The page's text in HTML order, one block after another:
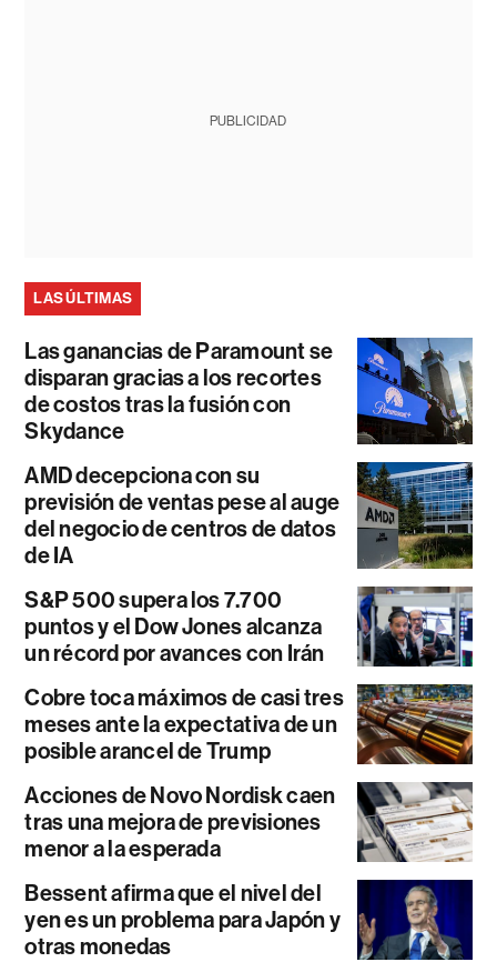
PUBLICIDAD
LAS ÚLTIMAS
Las ganancias de Paramount se
disparan gracias a los recortes
de costos tras la fusión con
Skydance
AMD decepciona con su
previsión de ventas pese al auge
del negocio de centros de datos
de IA
S&P 500 supera los 7.700
puntos y el Dow Jones alcanza
un récord por avances con Irán
Cobre toca máximos de casi tres
meses ante la expectativa de un
posible arancel de Trump
Acciones de Novo Nordisk caen
tras una mejora de previsiones
menor a la esperada
Bessent afirma que el nivel del
yen es un problema para Japón y
otras monedas